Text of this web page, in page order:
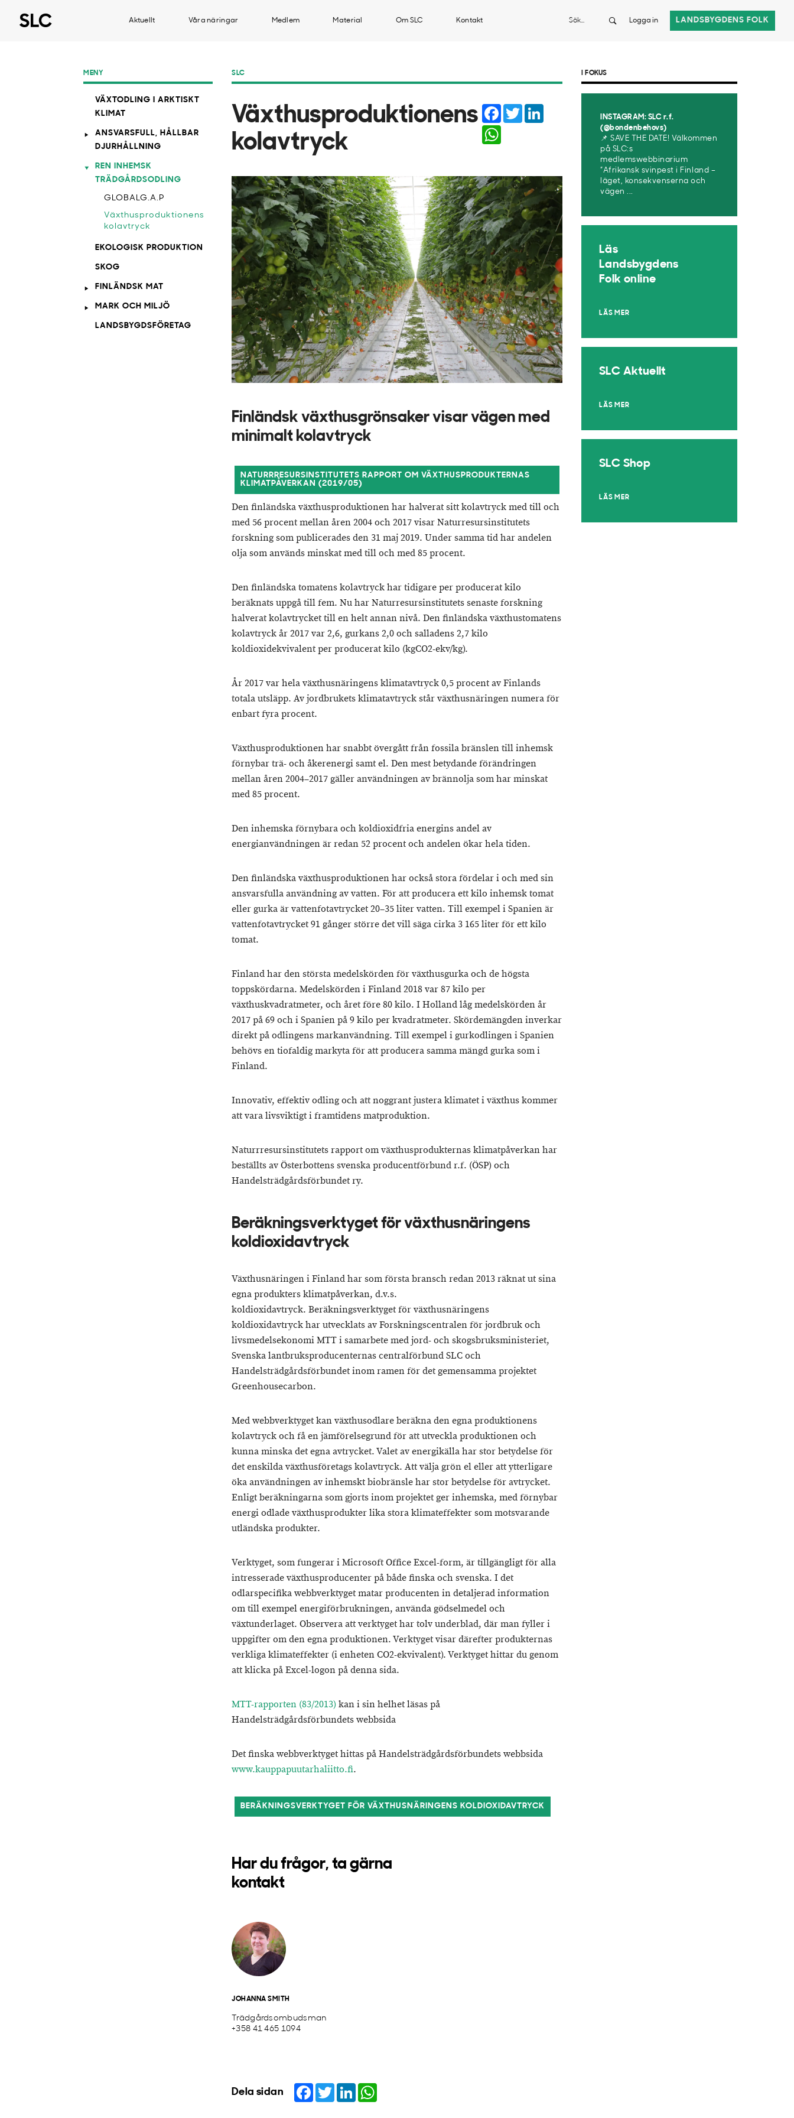
Aktuellt Våra näringar Medlem Material Om SLC Kontakt Sök Logga in LANDSBYGDENS FOLK
SLC
Växthusproduktionens
kolavtryck
Facebook
Twitter
Finländsk växthusgrönsaker visar vägen med
minimalt kolavtryck
NATURRRESURSINSTITUTETS RAPPORT OM VÄXTHUSPRODUKTERNAS
KLIMATPÅVERKAN (2019/05)
Den finländska växthusproduktionen har halverat sitt kolavtryck med till och
med 56 procent mellan åren 2004 och 2017 visar Naturresursinstitutets
forskning som publicerades den 31 maj 2019. Under samma tid har andelen
olja som används minskat med till och med 85 procent.
Den finländska tomatens kolavtryck har tidigare per producerat kilo
beräknats uppgå till fem. Nu har Naturresursinstitutets senaste forskning
halverat kolavtrycket till en helt annan nivå. Den finländska växthustomatens
kolavtryck år 2017 var 2,6, gurkans 2,0 och salladens 2,7 kilo
koldioxidekvivalent per producerat kilo (kgCO2-ekv/kg).
År 2017 var hela växthusnäringens klimatavtryck 0,5 procent av Finlands
totala utsläpp. Av jordbrukets klimatavtryck står växthusnäringen numera för
enbart fyra procent.
Växthusproduktionen har snabbt övergått från fossila bränslen till inhemsk
förnybar trä- och åkerenergi samt el. Den mest betydande förändringen
mellan åren 2004–2017 gäller användningen av brännolja som har minskat
med 85 procent.
Den inhemska förnybara och koldioxidfria energins andel av
energianvändningen är redan 52 procent och andelen ökar hela tiden.
Den finländska växthusproduktionen har också stora fördelar i och med sin
ansvarsfulla användning av vatten. För att producera ett kilo inhemsk tomat
eller gurka är vattenfotavtrycket 20–35 liter vatten. Till exempel i Spanien är
vattenfotavtrycket 91 gånger större det vill säga cirka 3 165 liter för ett kilo
tomat.
Finland har den största medelskörden för växthusgurka och de högsta
toppskördarna. Medelskörden i Finland 2018 var 87 kilo per
växthuskvadratmeter, och året före 80 kilo. I Holland låg medelskörden år
2017 på 69 och i Spanien på 9 kilo per kvadratmeter. Skördemängden inverkar
direkt på odlingens markanvändning. Till exempel i gurkodlingen i Spanien
behövs en tiofaldig markyta för att producera samma mängd gurka som i
Finland.
Innovativ, effektiv odling och att noggrant justera klimatet i växthus kommer
att vara livsviktigt i framtidens matproduktion.
Naturrresursinstitutets rapport om växthusprodukternas klimatpåverkan har
beställts av Österbottens svenska producentförbund r.f. (ÖSP) och
Handelsträdgårdsförbundet ry.
Beräkningsverktyget för växthusnäringens
koldioxidavtryck
Växthusnäringen i Finland har som första bransch redan 2013 räknat ut sina
egna produkters klimatpåverkan, d.v.s.
koldioxidavtryck. Beräkningsverktyget för växthusnäringens
koldioxidavtryck har utvecklats av Forskningscentralen för jordbruk och
livsmedelsekonomi MTT i samarbete med jord- och skogsbruksministeriet,
Svenska lantbruksproducenternas centralförbund SLC och
Handelsträdgårdsförbundet inom ramen för det gemensamma projektet
Greenhousecarbon.
Med webbverktyget kan växthusodlare beräkna den egna produktionens
kolavtryck och få en jämförelsegrund för att utveckla produktionen och
kunna minska det egna avtrycket. Valet av energikälla har stor betydelse för
det enskilda växthusföretags kolavtryck. Att välja grön el eller att ytterligare
öka användningen av inhemskt biobränsle har stor betydelse för avtrycket.
Enligt beräkningarna som gjorts inom projektet ger inhemska, med förnybar
energi odlade växthusprodukter lika stora klimateffekter som motsvarande
utländska produkter.
Verktyget, som fungerar i Microsoft Office Excel-form, är tillgängligt för alla
intresserade växthusproducenter på både finska och svenska. I det
odlarspecifika webbverktyget matar producenten in detaljerad information
om till exempel energiförbrukningen, använda gödselmedel och
växtunderlaget. Observera att verktyget har tolv underblad, där man fyller i
uppgifter om den egna produktionen. Verktyget visar därefter produkternas
verkliga klimateffekter (i enheten CO2-ekvivalent). Verktyget hittar du genom
att klicka på Excel-logon på denna sida.
MTT-rapporten (83/2013)kan i sin helhet läsas på
Handelsträdgårdsförbundets webbsida
Det finska webbverktyget hittas på Handelsträdgårdsförbundets webbsida
www.kauppapuutarhaliitto.fi.
BERÄKNINGSVERKTYGET FÖR VÄXTHUSNÄRINGENS KOLDIOXIDAVTRYCK
Har du frågor, ta gärna
kontakt
JOHANNA SMITH
Trädgårdsombudsman
+358 41 465 1094
Dela sidan Facebook
TwitterLinkedIn
MENY
VÄXTODLING I ARKTISKT
KLIMAT
ANSVARSFULL, HÅLLBAR
DJURHÅLLNING
REN INHEMSK
TRÄDGÅRDSODLING
GLOBALG.A.P
Växthusproduktionens
kolavtryck
EKOLOGISK PRODUKTION
SKOG
FINLÄNDSK MAT
MARK OCH MILJÖ
LANDSBYGDSFÖRETAG
I FOKUS
INSTAGRAM: SLC r.f.
(@bondenbehovs)
📌 SAVE THE DATE! Välkommen
på SLC:s
medlemswebbinarium
”Afrikansk svinpest i Finland –
läget, konsekvenserna och
vägen ...
Läs
Landsbygdens
Folk online
LÄS MER
SLC Aktuellt
LÄS MER
SLC Shop
LÄS MER